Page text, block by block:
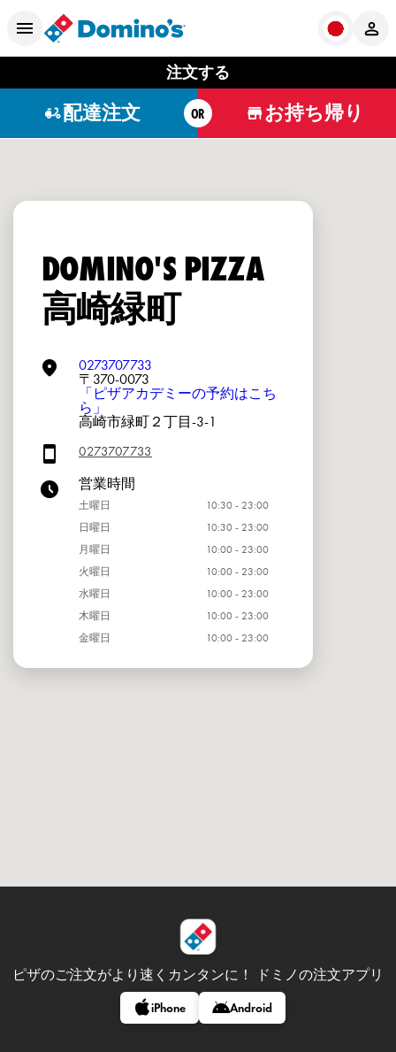
注文する
配達注文 OR お持ち帰り
DOMINO'S PIZZA
高崎緑町
0273707733
〒370-0073
「ピザアカデミーの予約はこち
ら」
高崎市緑町２丁目-3-1
0273707733
営業時間
土曜日
10:30 - 23:00
日曜日
10:30 - 23:00
月曜日
10:00 - 23:00
火曜日
10:00 - 23:00
水曜日
10:00 - 23:00
木曜日
10:00 - 23:00
金曜日
10:00 - 23:00
ピザのご注文がより速くカンタンに！ ドミノの注文アプリ
iPhone Android